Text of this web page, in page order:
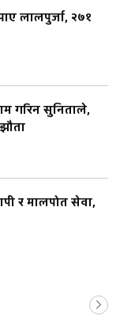
लालपुर्जा, २७१
गरिन सुनिताले,
र मालपोत सेवा,